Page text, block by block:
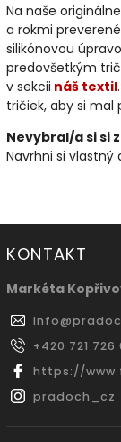
Na naše
a rokmi
silikónovou
predovšetkým
v sekcii náš textil
tričiek, aby si mal
Nevybral/a si si
Navrhni si vlastný
KONTAKT
Markéta
info@
+420 721 726
https://
pradoch_cz